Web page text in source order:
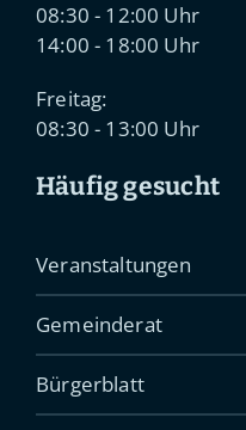
08:30 - 12:00 Uhr
14:00 - 18:00 Uhr
Freitag:
08:30 - 13:00 Uhr
Häufig gesucht
Veranstaltungen
Gemeinderat
Bürgerblatt